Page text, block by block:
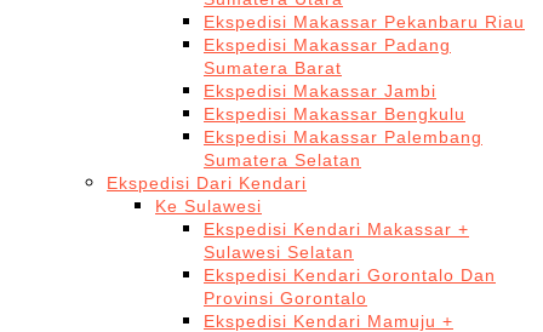
Ekspedisi Makassar Pekanbaru Riau
Ekspedisi Makassar Padang
Sumatera Barat
Ekspedisi Makassar Jambi
Ekspedisi Makassar Bengkulu
Ekspedisi Makassar Palembang
Sumatera Selatan
Ekspedisi Dari Kendari
Ke Sulawesi
Ekspedisi Kendari Makassar +
Sulawesi Selatan
Ekspedisi Kendari Gorontalo Dan
Provinsi Gorontalo
Ekspedisi Kendari Mamuju +